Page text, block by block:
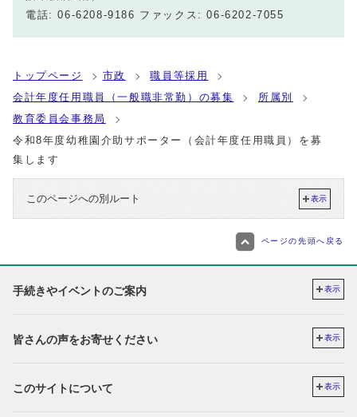
電話: 06-6208-9186 ファックス: 06-6202-7055
トップページ 市政
職員等採用
会計年度任用職員（一般職非常勤）の募集
所属別
教育委員会事務局
令和8年度幼稚園介助サポーター（会計年度任用職員）を募
集します
このページへの別ルート 表示
ページの先頭へ戻る
手続きやイベントのご案内 表示
皆さんの声をお寄せください 表示
このサイトについて 表示